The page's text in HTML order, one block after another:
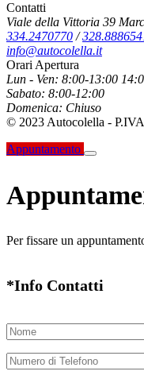
Contatti
Viale della Vittoria 39
334.2470770 /
info@autocolella.it
Orari Apertura
Lun - Ven: 8:00-13:00
Sabato: 8:00-12:00
Domenica: Chiuso
© 2023 Autocolella -
Appuntamento
Per fissare un
*Info Contatti